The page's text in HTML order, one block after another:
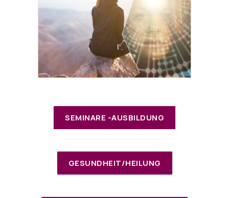
SEMINARE -AUSBILDUNG
GESUNDHEIT/HEILUNG